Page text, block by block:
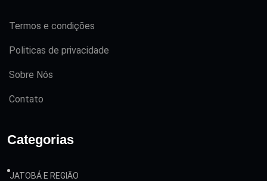
Termos e condições
Politicas de privacidade
Sobre Nós
Contato
Categorias
JATOBÁ E REGIÃO